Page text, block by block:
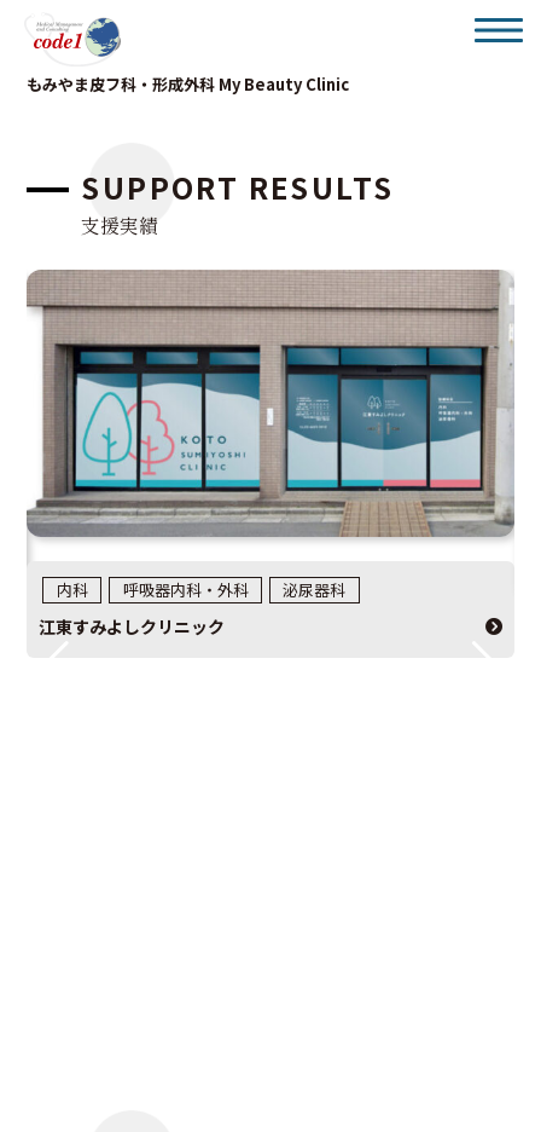
もみやま皮フ科・形成外科 My Beauty Clinic
SUPPORT RESULTS
支援実績
内科 呼吸器内科・外科 泌尿器科
江東すみよしクリニック